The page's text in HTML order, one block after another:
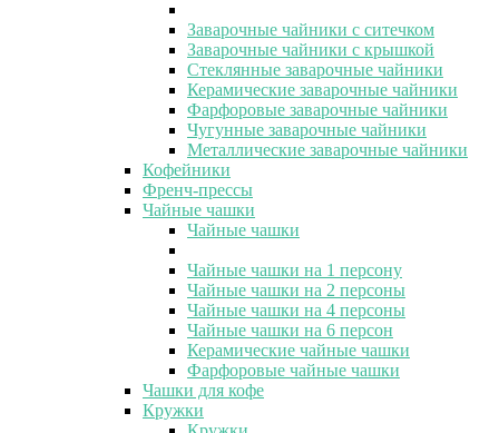
Заварочные чайники с ситечком
Заварочные чайники с крышкой
Стеклянные заварочные чайники
Керамические заварочные чайники
Фарфоровые заварочные чайники
Чугунные заварочные чайники
Металлические заварочные чайники
Кофейники
Френч-прессы
Чайные чашки
Чайные чашки
Чайные чашки на 1 персону
Чайные чашки на 2 персоны
Чайные чашки на 4 персоны
Чайные чашки на 6 персон
Керамические чайные чашки
Фарфоровые чайные чашки
Чашки для кофе
Кружки